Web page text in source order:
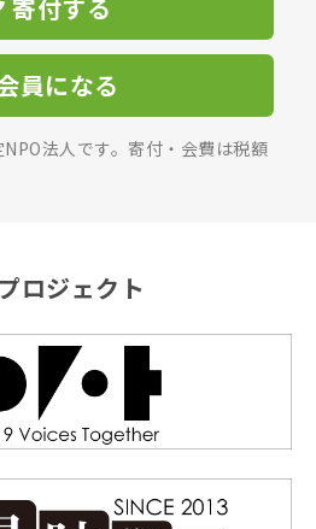
寄付する
員になる
法人です。寄付・会費は税額
ロジェクト